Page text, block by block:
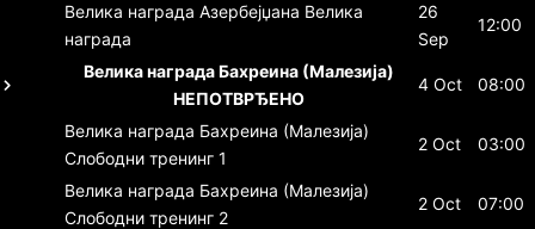
Велика награда Азербејџана Велика
награда
26
Sep
12:00
Велика награда Бахреина (Малезија)
НЕПОТВРЂЕНО
4 Oct 08:00
Велика награда Бахреина (Малезија)
Слободни тренинг 1
2 Oct 03:00
Велика награда Бахреина (Малезија)
Слободни тренинг 2
2 Oct 07:00